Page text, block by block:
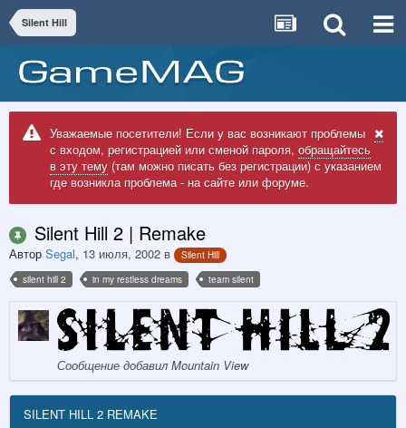
Silent Hill
Уважаемые посетители! Если у вас возникают проблемы
с входом, регистрацией или сменой пароля, обращайтесь
в эту тему (там можно писать без регистрации) с указанием
где возникла проблема - на сайте или форуме.
Silent Hill 2 | Remake
Автор Segal, 13 июля, 2002 в
Silent Hill
silent hill 2
in my restless dreams team silent
Сообщение добавил Mountain View
SILENT HILL 2 REMAKE